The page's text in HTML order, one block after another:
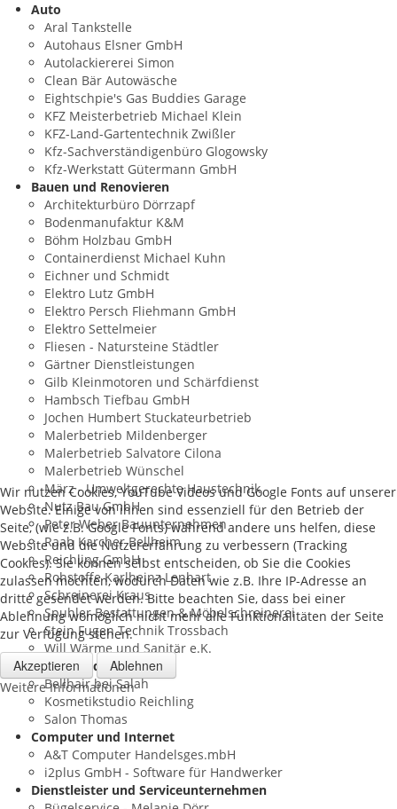
Auto
Aral Tankstelle
Autohaus Elsner GmbH
Autolackiererei Simon
Clean Bär Autowäsche
Eightschpie's Gas Buddies Garage
KFZ Meisterbetrieb Michael Klein
KFZ-Land-Gartentechnik Zwißler
Kfz-Sachverständigenbüro Glogowsky
Kfz-Werkstatt Gütermann GmbH
Bauen und Renovieren
Architekturbüro Dörrzapf
Bodenmanufaktur K&M
Böhm Holzbau GmbH
Containerdienst Michael Kuhn
Eichner und Schmidt
Elektro Lutz GmbH
Elektro Persch Fliehmann GmbH
Elektro Settelmeier
Fliesen - Natursteine Städtler
Gärtner Dienstleistungen
Gilb Kleinmotoren und Schärfdienst
Hambsch Tiefbau GmbH
Jochen Humbert Stuckateurbetrieb
Malerbetrieb Mildenberger
Malerbetrieb Salvatore Cilona
Malerbetrieb Wünschel
März - Umweltgerechte Haustechnik
Nutz Bau GmbH
Peter Weber Bauunternehmen
Raab Karcher Bellheim
Reichling GmbH
Rohstoffe Karlheinz Lenhart
Schreinerei Kraus
Spuhler Bestattungen & Möbelschreinerei
Stein Fugen Technik Trossbach
Will Wärme und Sanitär e.K.
Beauty und Wellness
Bellhair bei Salah
Kosmetikstudio Reichling
Salon Thomas
Computer und Internet
A&T Computer Handelsges.mbH
i2plus GmbH - Software für Handwerker
Dienstleister und Serviceunternehmen
Wir nutzen Cookies, YouTube Videos und Google Fonts auf unserer
Website. Einige von ihnen sind essenziell für den Betrieb der
Seite, (wie z.B. Google Fonts) während andere uns helfen, diese
Website und die Nutzererfahrung zu verbessern (Tracking
Cookies). Sie können selbst entscheiden, ob Sie die Cookies
zulassen möchten, wodurch Daten wie z.B. Ihre IP-Adresse an
dritte gesendet werden. Bitte beachten Sie, dass bei einer
Ablehnung womöglich nicht mehr alle Funktionalitäten der Seite
zur Verfügung stehen.
Akzeptieren Ablehnen
Weitere Informationen